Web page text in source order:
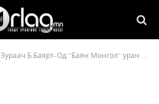
Зураач Б.Баярт-Од “Баян Монгол” уран бүтээлийн үзэсгэлэнгээ дэлгэлээ